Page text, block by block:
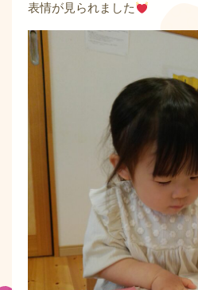
表情が見られました